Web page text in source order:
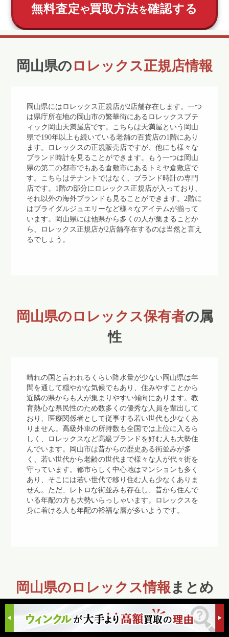
無料査定や買取方法を確認する
岡山県の ロレックス正規店情報
岡山県にはロレックス正規店が2店舗存在します。一つ
は県庁所在地の岡山市の繁華街にあるロレックスブテ
ィック岡山天満屋店です。こちらは天満屋という岡山
県で190年以上も続いている老舗の百貨店の1階にあり
ます。ロレックスの正規販売店ですが、他にも様々な
ブランド時計を見ることができます。もう一つは岡山
県の第二の都市でもある倉敷市にあるトミヤ倉敷店で
す。こちらはテナントではなく、ブランド時計の専門
店です。1階の部分にロレックス正規店が入っており、
それ以外の海外ブランドも見ることができます。2階に
はブライダルジュエリーなど様々なアイテムが揃って
います。岡山県には他県から多くの人が集まることか
ら、ロレックス正規店が2店舗存在するのは当然と言え
るでしょう。
岡山県のロレックス保有者の属
性
晴れの国と言われるくらい降水量が少ない岡山県は年
間を通して穏やかな気候でもあり、住みやすことから
近隣の県からも人が集まりやすい傾向にあります。教
育熱心な県民性のため数多くの優秀な人員を輩出して
おり、医療関係者として従事する若い世代も少なくあ
りません。高級外車の所持数も全国では上位に入るら
しく、ロレックスなど高級ブランドを好む人も大勢住
んでいます。岡山市は昔からの歴史ある街並みが多
く、若い世代から老齢の世代まで様々な人が代々街を
守っています。都市らしく中心地はマンションも多く
あり、そこには若い世代で移り住む人も少なくありま
せん。ただ、レトロな街並みも存在し、昔から住んで
いる年配の方も大勢いらっしゃいます。ロレックスを
身に着ける人も年配の裕福な層が多いようです。
岡山県のロレックス情報 まとめ
本州と四国地方を結んでいる瀬戸大橋で有名な岡山県